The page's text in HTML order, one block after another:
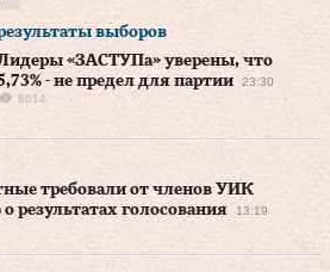
выборов
«ЗАСТУПа» уверены, что
- не предел для партии
23:30
8614
требовали от членов УИК
голосования
13:19